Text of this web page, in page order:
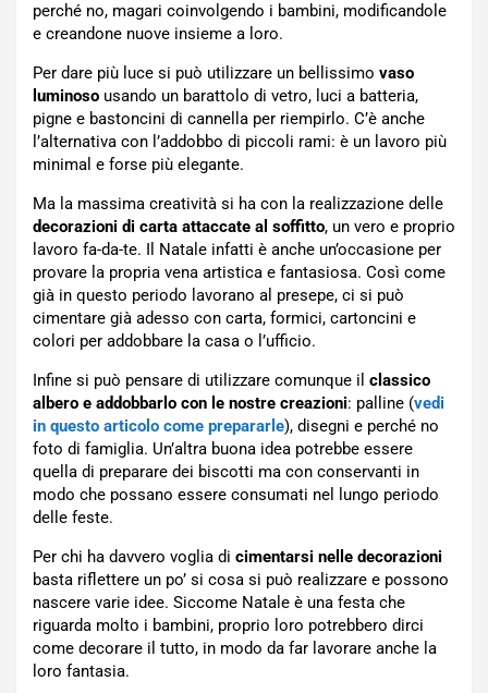
perché no, magari coinvolgendo i bambini, modificandole
e creandone nuove insieme a loro.
Per dare più luce si può utilizzare un bellissimo vaso
luminoso usando un barattolo di vetro, luci a batteria,
pigne e bastoncini di cannella per riempirlo. C’è anche
l’alternativa con l’addobbo di piccoli rami: è un lavoro più
minimal e forse più elegante.
Ma la massima creatività si ha con la realizzazione delle
decorazioni di carta attaccate al soffitto, un vero e proprio
lavoro fa-da-te. Il Natale infatti è anche un’occasione per
provare la propria vena artistica e fantasiosa. Così come
già in questo periodo lavorano al presepe, ci si può
cimentare già adesso con carta, formici, cartoncini e
colori per addobbare la casa o l’ufficio.
Infine si può pensare di utilizzare comunque il classico
albero e addobbarlo con le nostre creazioni: palline (vedi
in questo articolo come prepararle), disegni e perché no
foto di famiglia. Un’altra buona idea potrebbe essere
quella di preparare dei biscotti ma con conservanti in
modo che possano essere consumati nel lungo periodo
delle feste.
Per chi ha davvero voglia di cimentarsi nelle decorazioni
basta riflettere un po’ si cosa si può realizzare e possono
nascere varie idee. Siccome Natale è una festa che
riguarda molto i bambini, proprio loro potrebbero dirci
come decorare il tutto, in modo da far lavorare anche la
loro fantasia.